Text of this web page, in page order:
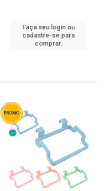
Faça seu login ou
cadastre-se para
comprar.